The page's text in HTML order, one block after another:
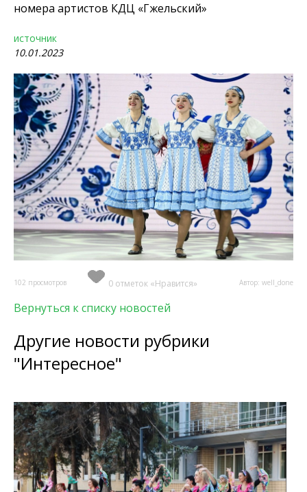
номера артистов КДЦ «Гжельский»
источник
10.01.2023
102 просмотров 0 отметок «Нравится» Автор: well_done
Вернуться к списку новостей
Другие новости рубрики
"Интересное"